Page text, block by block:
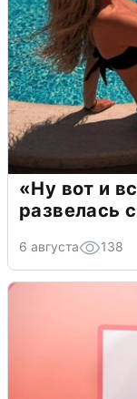
«Ну вот и
развелась
6 августа 138